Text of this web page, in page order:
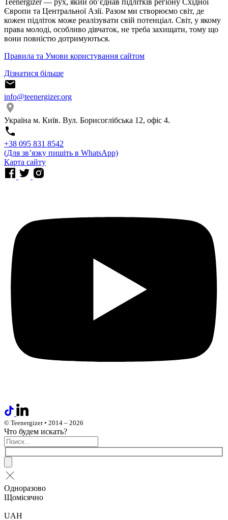
Teenergizer — рух, який об’єднав підлітків регіону Східної
Європи та Центральної Азії. Разом ми створюємо світ, де
кожен підліток може реалізувати свій потенціал. Світ, у якому
права молоді, особливо дівчаток, не треба захищати, тому що
вони повністю дотримуються.
Правила та Умови користування сайтом
Дізнатися більше
info@teenergizer.org
Україна м. Київ. Вул. Борисоглібська 12, офіс 4.
⁨+38 095 831 8542⁩
(Для звʼязку пишіть в WhatsApp)
Карта сайту
© Teenergizer • 2014 – 2026
Что будем искать?
Одноразово
Щомісячно
UAH